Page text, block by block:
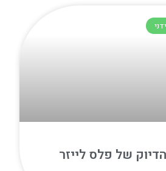
של פלס לייזר